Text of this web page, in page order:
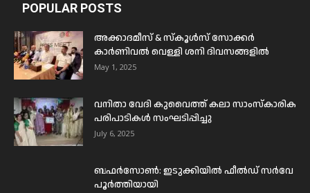
POPULAR POSTS
അക്കാദമീസ് & സ്കൂൾസ് സോക്കർ
കാർണിവൽ വെള്ളി ശനി ദിവസങ്ങളിൽ
May 1, 2025
വനിതാ വേദി കുവൈത്ത് കലാ സാംസ്കാരിക
പരിപാടികൾ സംഘടിപ്പിച്ചു
July 6, 2025
ബഫര്‍സോണ്‍: ഇടുക്കിയില്‍ ഫീല്‍ഡ് സര്‍വേ
പൂര്‍ത്തിയായി